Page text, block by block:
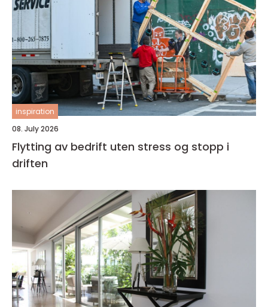
inspiration
08. July 2026
Flytting av bedrift uten stress og stopp i
driften